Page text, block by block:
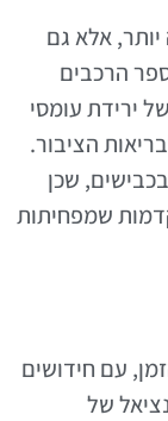
אלא גם
הרכבים
ירידת עומסי
הציבור.
שכן
שמפחיתות
עם חידושים
של